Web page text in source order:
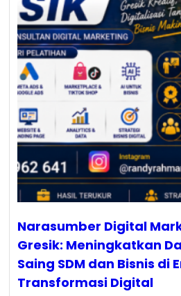
Narasumber Digital
Gresik: Meningkatkan
Saing SDM dan Bisnis di
Transformasi Digital